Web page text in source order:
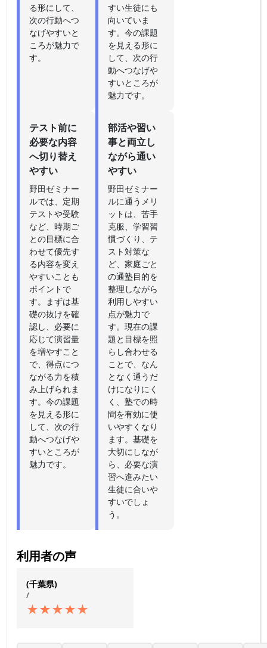
る形にして、
次の行動へつ
なげやすいと
ころが魅力で
す。
すい生徒にも
向いていま
す。今の課題
を見える形に
して、次の行
動へつなげや
すいところが
魅力です。
テスト前に
必要な内容
へ切り替え
やすい
野田ゼミナー
ルでは、定期
テストや受験
など、時期ご
との目標に合
わせて優先す
る内容を変え
やすいことも
ポイントで
す。まずは基
礎の抜けを確
認し、必要に
応じて演習量
を増やすこと
で、得点につ
ながる力を積
み上げられま
す。今の課題
を見える形に
して、次の行
動へつなげや
すいところが
魅力です。
部活や習い
事と両立し
ながら通い
やすい
野田ゼミナー
ルに通うメリ
ットは、苦手
克服、学習習
慣づくり、テ
スト対策な
ど、家庭ごと
の通塾目的を
整理しながら
利用しやすい
点が魅力で
す。現在の課
題と目標を照
らし合わせる
ことで、なん
となく通うだ
けになりにく
く、塾での時
間を有効に使
いやすくなり
ます。基礎を
大切にしなが
ら、必要な演
習へ進みたい
生徒に合いや
すいでしょ
う。
利用者の声
(千葉県)
/
★★★★★